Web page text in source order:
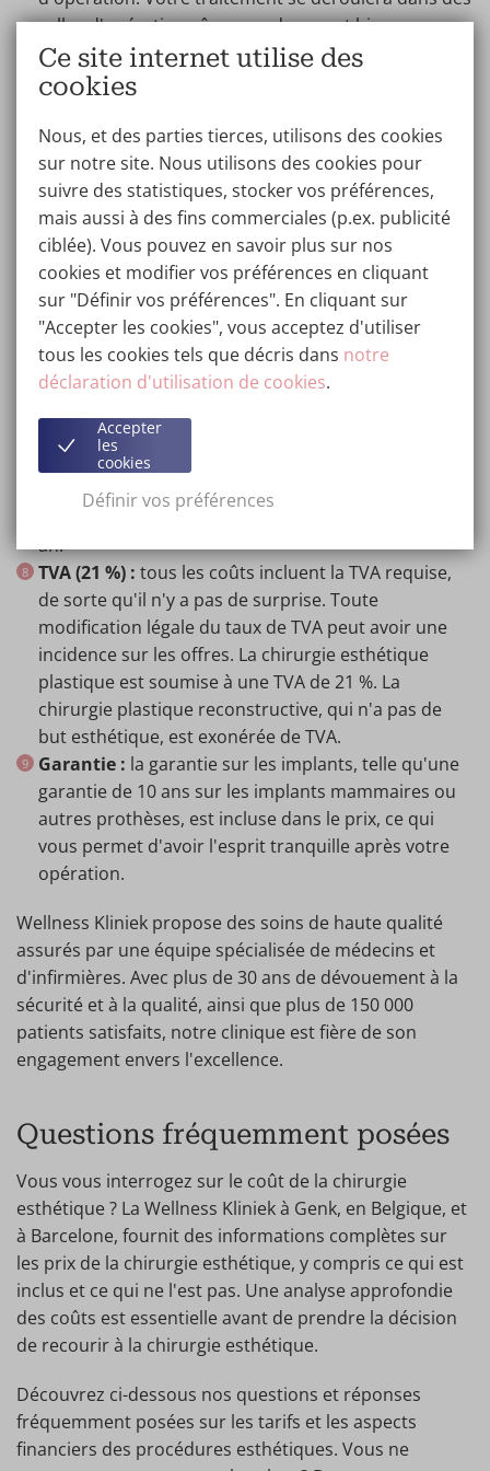
salles d'opération sûres, modernes et bien
équipées.
Frais d'anesthésie :
Autres fournitures :il s'agit, par exemple, du coût
des implants, des sutures et d'autres éléments liés
au traitement en question. Tout le matériel
nécessaire à la salle d'opération est inclus.
Soins préalables :certaines procédures peuvent
nécessiter des tests médicaux spécifiques avant
l'opération, tels que la surveillance cardiaque et
l'ECG.
Médicaments :les médicaments nécessaires
pendant ou immédiatement après l'opération sont
Soins postopératoires :
postopératoires, y compris les contrôles
postopératoires et les éventuels rendez-vous de
suivi à la Wellness Kliniek, sont gratuits pendant un
an.
TVA (21 %) : tous les coûts incluent la TVA requise,
de sorte qu'il n'y a pas de surprise. Toute
modification légale du taux de TVA peut avoir une
incidence sur les offres. La chirurgie esthétique
plastique est soumise à une TVA de 21 %. La
chirurgie plastique reconstructive, qui n'a pas de
but esthétique, est exonérée de TVA.
Garantie : la garantie sur les implants, telle qu'une
garantie de 10 ans sur les implants mammaires ou
autres prothèses, est incluse dans le prix, ce qui
vous permet d'avoir l'esprit tranquille après votre
opération.
Wellness Kliniek propose des soins de haute qualité
assurés par une équipe spécialisée de médecins et
d'infirmières. Avec plus de 30 ans de dévouement à la
sécurité et à la qualité, ainsi que plus de 150 000
patients satisfaits, notre clinique est fière de son
engagement envers l'excellence.
Questions fréquemment posées
Vous vous interrogez sur le coût de la chirurgie
esthétique ? La Wellness Kliniek à Genk, en Belgique, et
à Barcelone, fournit des informations complètes sur
les prix de la chirurgie esthétique, y compris ce qui est
inclus et ce qui ne l'est pas. Une analyse approfondie
des coûts est essentielle avant de prendre la décision
de recourir à la chirurgie esthétique.
Découvrez ci-dessous nos questions et réponses
fréquemment posées sur les tarifs et les aspects
financiers des procédures esthétiques. Vous ne
Ce site internet utilise des
cookies
Nous, et des parties tierces, utilisons des cookies
sur notre site. Nous utilisons des cookies pour
suivre des statistiques, stocker vos préférences,
mais aussi à des fins commerciales (p.ex. publicité
ciblée). Vous pouvez en savoir plus sur nos
cookies et modifier vos préférences en cliquant
sur "Définir vos préférences". En cliquant sur
"Accepter les cookies", vous acceptez d'utiliser
tous les cookies tels que décris dans notre
déclaration d'utilisation de cookies.
Accepter
les
cookies
Définir vos préférences